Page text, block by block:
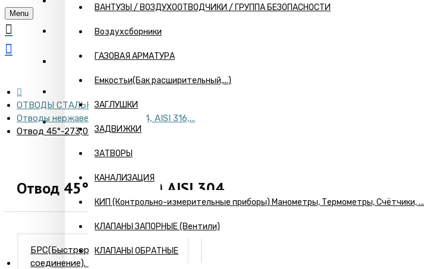
ВАНТУЗЫ / ВОЗДУХООТВОДЧИКИ / ГРУППА БЕЗОПАСНОСТИ
Воздухсборники
ГАЗОВАЯ АРМАТУРА
Емкостьи(Бак расширительный,...)
ЗАГЛУШКИ
ЗАДВИЖКИ
ЗАТВОРЫ
КАНАЛИЗАЦИЯ
КИП (Контрольно-измерительные приборы) Манометры, Термометры, Счётчики, ...
КЛАПАНЫ ЗАПОРНЫЕ (Вентили)
КЛАПАНЫ ОБРАТНЫЕ
О КОМПАНИИ
ИНФОРМАЦИЯ
КОНТАКТЫ
Menu
ОТВОДЫ СТАЛЬНЫЕ
Отводы нержавеющие AISI 304, AISI 316,...
Отвод 45°-273,0х3,0 AISI 304
Отвод 45°-273,0х3,0 AISI 304
БРС(Быстроразъемное
соединение). Камлоки